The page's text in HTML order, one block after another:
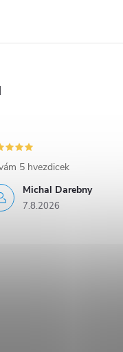
Michal Darebny
7.8.2026
5 hvezdicek